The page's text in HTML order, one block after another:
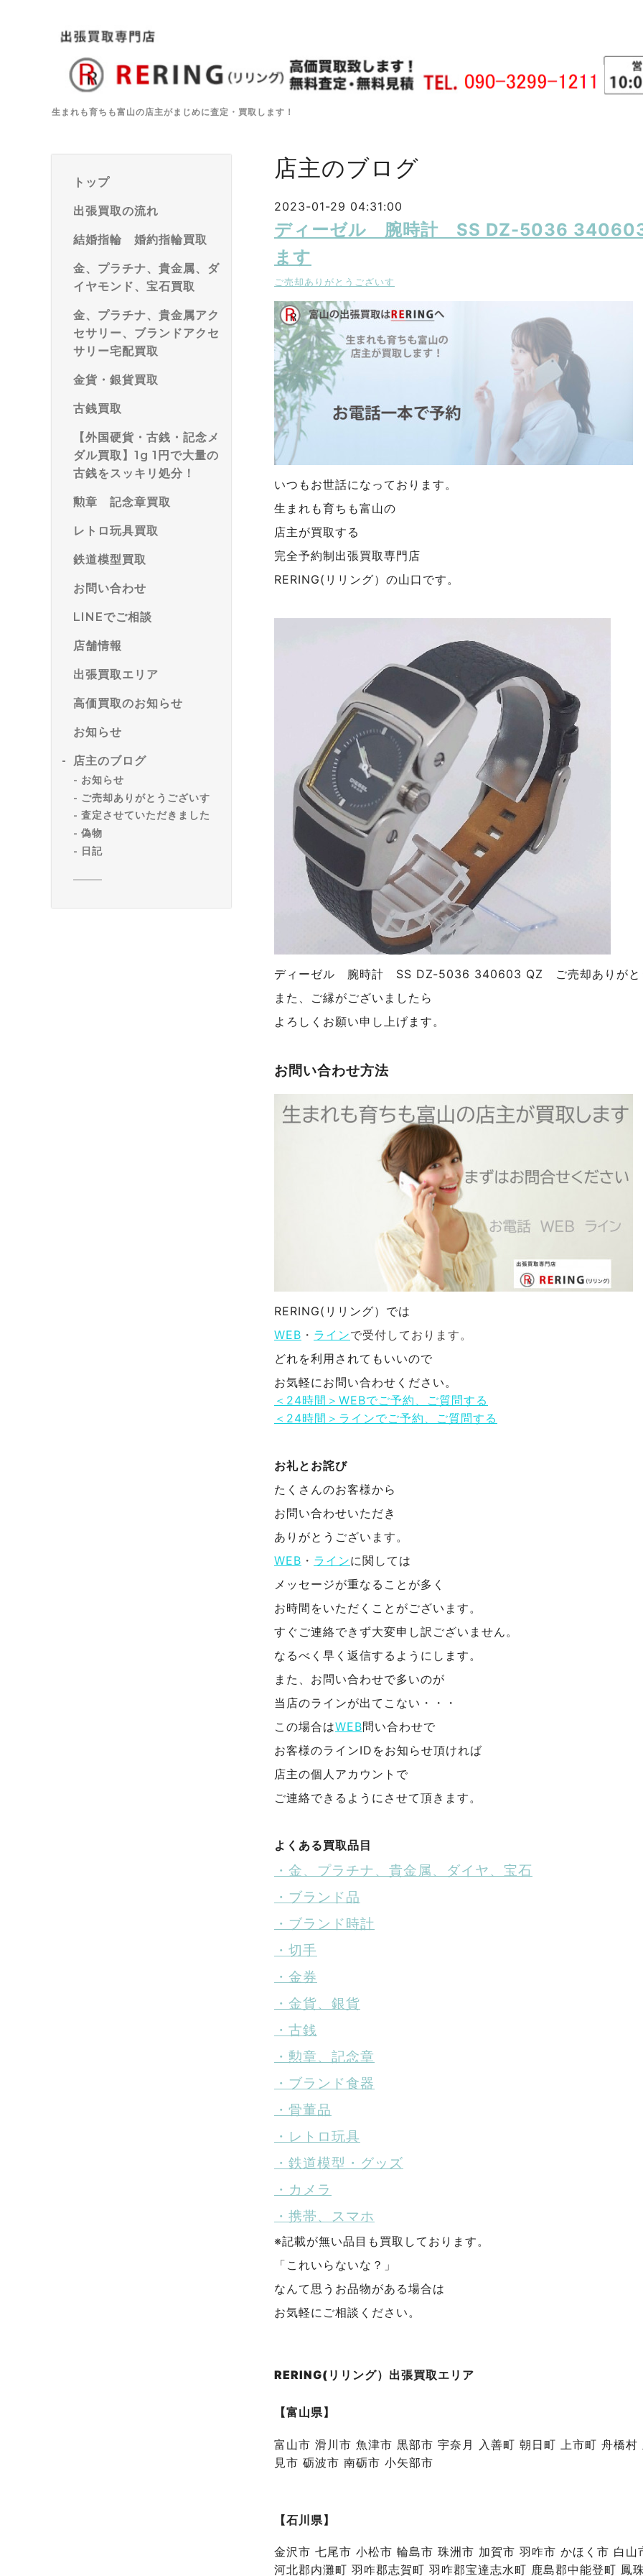
生まれも育ちも富山の店主がまじめに査定・買取します！
トップ
出張買取の流れ
結婚指輪 婚約指輪買取
金、プラチナ、貴金属、ダ
イヤモンド、宝石買取
金、プラチナ、貴金属アク
セサリー、ブランドアクセ
サリー宅配買取
金貨・銀貨買取
古銭買取
【外国硬貨・古銭・記念メ
ダル買取】1g 1円で大量の
古銭をスッキリ処分！
勲章 記念章買取
レトロ玩具買取
鉄道模型買取
お問い合わせ
LINEでご相談
店舗情報
出張買取エリア
高価買取のお知らせ
お知らせ
店主のブログ
お知らせ
ご売却ありがとうございす
査定させていただきました
偽物
日記
店主のブログ
2023-01-29 04:31:00
ディーゼル 腕時計 SS DZ-5036
ます
ご売却ありがとうございす
いつもお世話になっております。
生まれも育ちも富山の
店主が買取する
完全予約制出張買取専門店
RERING(リリング）の山口です。
ディーゼル 腕時計 SS DZ-5036 340603 QZ ご売却ありがと
また、ご縁がございましたら
よろしくお願い申し上げます。
お問い合わせ方法
RERING(リリング）では
WEB ・ ラインで受付しております。
どれを利用されてもいいので
お気軽にお問い合わせください。
＜24時間＞WEBでご予約、ご質問する
＜24時間＞ラインでご予約、ご質問する
お礼とお詫び
たくさんのお客様から
お問い合わせいただき
ありがとうございます。
WEB ・ ラインに関しては
メッセージが重なることが多く
お時間をいただくことがございます。
すぐご連絡できず大変申し訳ございません。
なるべく早く返信するようにします。
また、お問い合わせで多いのが
当店のラインが出てこない・・・
この場合はWEB問い合わせで
お客様のラインIDをお知らせ頂ければ
店主の個人アカウントで
ご連絡できるようにさせて頂きます。
よくある買取品目
・金、プラチナ、貴金属、ダイヤ、宝石
・ブランド品
・ブランド時計
・切手
・金券
・金貨、銀貨
・古銭
・勲章、記念章
・ブランド食器
・骨董品
・レトロ玩具
・鉄道模型・グッズ
・カメラ
・携帯、スマホ
※記載が無い品目も買取しております。
「これいらないな？」
なんて思うお品物がある場合は
お気軽にご相談ください。
RERING(リリング）出張買取エリア
【富山県】
富山市 滑川市 魚津市 黒部市 宇奈月 入善町 朝日町 上市町 舟橋
見市 砺波市 南砺市 小矢部市
【石川県】
金沢市 七尾市 小松市 輪島市 珠洲市 加賀市 羽咋市 かほく市 白
河北郡内灘町 羽咋郡志賀町 羽咋郡宝達志水町 鹿島郡中能登町 鳳